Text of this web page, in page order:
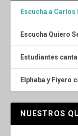
Escucha a
Escucha Quiero
Estudiantes
Elphaba y Fiyero
NUESTROS